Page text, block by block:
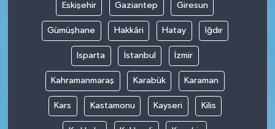
Eskişehir Gaziantep Giresun
Gümüşhane Hakkâri Hatay Iğdır
Isparta İstanbul İzmir
Kahramanmaraş Karabük Karaman
Kars Kastamonu Kayseri Kilis